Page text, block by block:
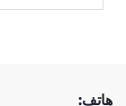
هاتف: